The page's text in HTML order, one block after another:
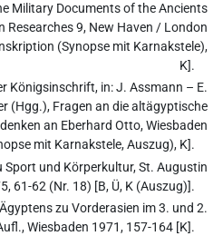
Military Documents of the Ancients
Researches 9, New Haven / London
(Synopse mit Karnakstele),
K].
Königsinschrift, in: J. Assmann – E.
(Hgg.), Fragen an die altägyptische
an Eberhard Otto, Wiesbaden
mit Karnakstele, Auszug), K].
Sport und Körperkultur, St. Augustin
61-62 (Nr. 18) [B, Ü, K (Auszug)].
zu Vorderasien im 3. und 2.
Wiesbaden 1971, 157-164 [K].